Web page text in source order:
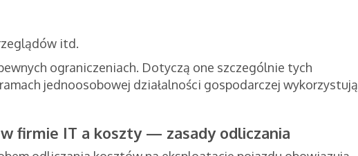
itd.
ograniczeniach. Dotyczą one szczególnie tych
jednoosobowej działalności gospodarczej wykorzystują
firmie IT a koszty — zasady odliczania